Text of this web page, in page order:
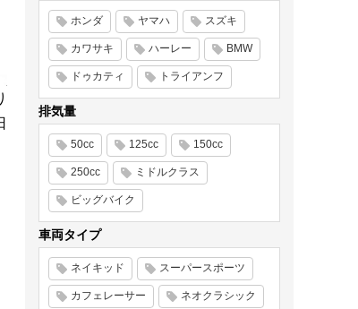
ホンダ ヤマハ スズキ
カワサキ ハーレー BMW
ドゥカティ トライアンフ
排気量
50cc 125cc 150cc
250cc ミドルクラス
ビッグバイク
車両タイプ
ネイキッド スーパースポーツ
カフェレーサー ネオクラシック